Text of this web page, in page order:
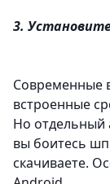
3.
Современные
встроенные
Но отдельный
вы боитесь
скачиваете.